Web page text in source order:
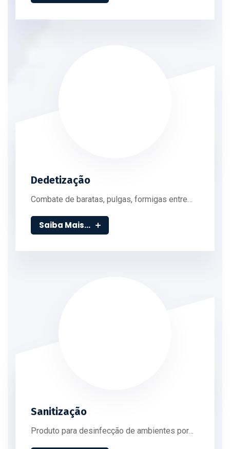
Dedetização
Combate de baratas, pulgas, formigas entre…
Saiba Mais...
Sanitização
Produto para desinfecção de ambientes por…